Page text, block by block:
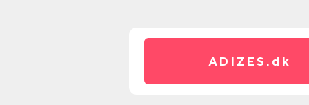
ADIZES. dk